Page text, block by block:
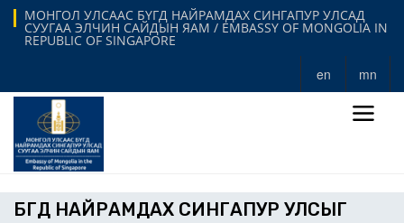
МОНГОЛ УЛСААС БҮГД НАЙРАМДАХ СИНГАПУР УЛСАД
СУУГАА ЭЛЧИН САЙДЫН ЯАМ / EMBASSY OF MONGOLIA IN
REPUBLIC OF SINGAPORE
en mn
БҮГД НАЙРАМДАХ СИНГАПУР УЛСЫГ